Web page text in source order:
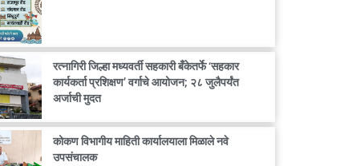
रत्नागिरी जिल्हा मध्यवर्ती सहकारी बँकेतर्फे ‘सहकार
कार्यकर्ता प्रशिक्षण’ वर्गाचे आयोजन; २८ जुलैपर्यंत
अर्जाची मुदत
कोकण विभागीय माहिती कार्यालयाला मिळाले नवे
उपसंचालक